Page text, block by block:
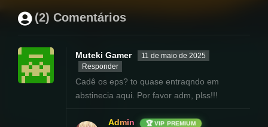
(2) Comentários
Muteki Gamer
11 de maio de 2025
Responder
Cadê os eps? to quase entraqndo em
abstinecia aqui. Por favor adm, plss!!!
Admin 🏆 VIP PREMIUM